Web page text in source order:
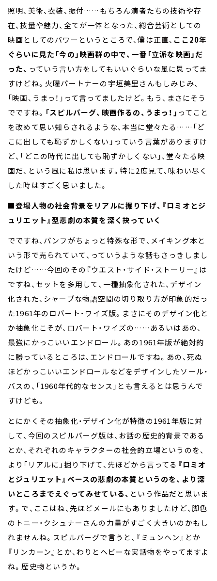
照明、美術、衣装、振付……もちろん演者たちの技術や存
在、技量や魅力、全てが一体となった、総合芸術としての
映画としてのパワーというところで、僕は正直、 ここ20年
ぐらいに見た「今の」映画群の中で、一番「立派な映画」だ
った、 っていう言い方をしてもいいぐらいな風に思ってま
すけどね。火曜パートナーの宇垣美里さんもしみじみ、
「映画、うまっ！」って言ってましたけど。もう、まさにそう
でですね。 「スピルバーグ、映画作るの、うまっ！」 ってこと
を改めて思い知らされるような、本当に堂々たる……「ど
こに出しても恥ずかしくない」っていう言葉がありますけ
ど、「どこの時代に出しても恥ずかしくない」、堂々たる映
画だ、という風に私は思います。特に2度見て、味わい尽く
した時はすごく思いました。
■登場人物の社会背景をリアルに掘り下げ、『ロミオとジ
ュリエット』型悲劇の本質を深く抉っていく
でですね、パンフがちょっと特殊な形で、メイキング本と
いう形で売られていて、っていうような話もさっきしまし
たけど……今回のその『ウエスト・サイド・ストーリー』は
ですね、セットを多用して、一種抽象化された、デザイン
化された、シャープな物語空間の切り取り方が印象的だっ
た1961年のロバート・ワイズ版。まさにそのデザイン化と
か抽象化こそが、ロバート・ワイズの……あるいはあの、
最強にかっこいいエンドロール。あの1961年版が絶対的
に勝っているところは、エンドロールですね。あの、死ぬ
ほどかっこいいエンドロールなどをデザインしたソール・
バスの、「1960年代的なセンス」とも言えるとは思うんで
すけども。
とにかくその抽象化・デザイン化が特徴の1961年版に対
して、今回のスピルバーグ版は、お話の歴史的背景である
とか、それぞれのキャラクターの社会的立場というのを、
より「リアルに」掘り下げて、先ほどから言ってる 『ロミオ
とジュリエット』ベースの悲劇の本質というのを、より深
いところまでえぐってみせている、 という作品だと思いま
す。で、ここはね、先ほどメールにもありましたけど、脚色
のトニー・クシュナーさんの力量がすごく大きいのかもし
れませんね。スピルバーグで言うと、『ミュンヘン』とか
『リンカーン』とか、わりとヘビーな実話物をやってますよ
ね。歴史物というか。